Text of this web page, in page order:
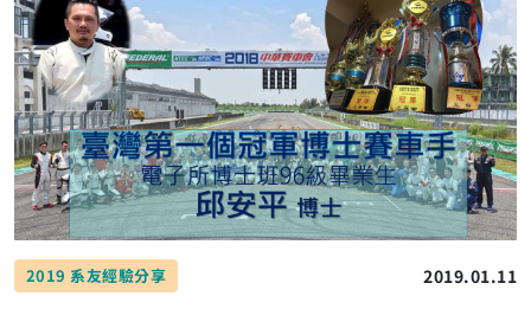
人生選擇，也希望未來的學弟妹們都可以找出自己最適合
的方向，也不要因為一時的失志就放棄自身的興趣與追求
的目標。
果，為下一代的電子產業布局的重要推手。為使這交流平
台持續發展，IMEC相當重視內部與外部進行常態性的交
流，以下詳列研究員近幾個月的觀察。 PTW夥伴技術研討
會 每年IMEC最重要的國際交流活動為10月和6月的夥
伴技術研討會(PTW, Partner Technical Week)。研討會以
半導體領域為主，依照各主題分類成邏輯元件(logic devic
es)、記憶體(memory)、導線連接與後段製程(interconne
ct/BEOL)、光輸入輸出系統(optical I/O)、先進顯影技術(l
ithography)、三維晶片系統(SOC)、和生物醫學(bio-med
ical)等。在為期一周的活動中，投資夥伴和合作關係人會
2019 系友經驗分享 2019.01.11